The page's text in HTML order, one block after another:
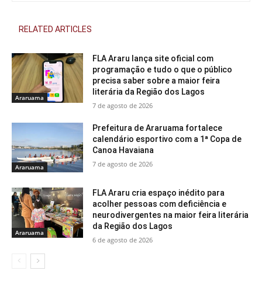
RELATED ARTICLES
Araruama
FLA Araru lança site oficial com
programação e tudo o que o público
precisa saber sobre a maior feira
literária da Região dos Lagos
7 de agosto de 2026
Araruama
Prefeitura de Araruama fortalece
calendário esportivo com a 1ª Copa de
Canoa Havaiana
7 de agosto de 2026
Araruama
FLA Araru cria espaço inédito para
acolher pessoas com deficiência e
neurodivergentes na maior feira literária
da Região dos Lagos
6 de agosto de 2026